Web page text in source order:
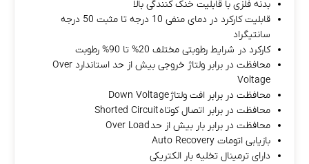
بدنه فلزی با قابلیت خنک کنندگی بالا
قابلیت کارکرد در دمای منفی 10 درجه تا مثبت 50 درجه
سانتیگراد
کارکرد در شرایط رطوبتی مختلف 20% تا 90% رطوبت
محافظت در برابر ولتاژ خروجی بیش از حد استاندارد Over
Voltage
محافظت در برابر افت ولتاژDown Voltage
محافظت در برابر اتصال کوتاهShorted Circuit
محافظت در برابر بار بیش از حدOver Load
بازیابی اتومات Auto Recovery
دارای ترمینال تخلیه بار الکتریکی